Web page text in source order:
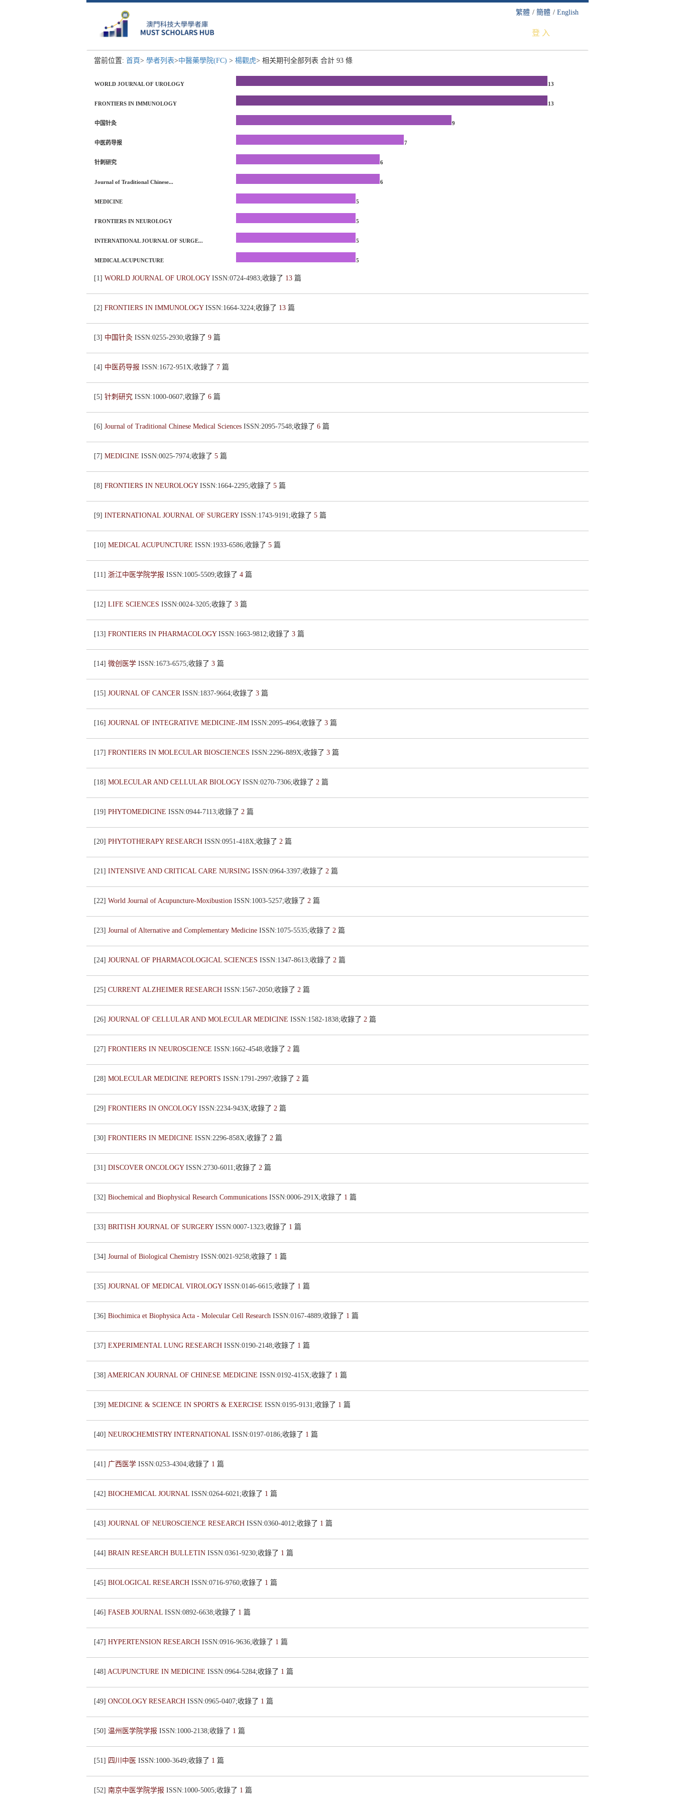
繁體 / 簡體 / English
登 入
當前位置: 首頁> 學者列表>中醫藥學院(FC) > 楊觀虎> 相关期刊全部列表 合計 93 條
WORLD JOURNAL OF UROLOGY 13
FRONTIERS IN IMMUNOLOGY 13
中国针灸 9
中医药导报 7
针刺研究 6
Journal of Traditional Chinese... 6
MEDICINE 5
FRONTIERS IN NEUROLOGY 5
INTERNATIONAL JOURNAL OF SURGE... 5
MEDICAL ACUPUNCTURE 5
[1] WORLD JOURNAL OF UROLOGY ISSN:0724-4983;收錄了 13 篇
[2] FRONTIERS IN IMMUNOLOGY ISSN:1664-3224;收錄了 13 篇
[3] 中国针灸 ISSN:0255-2930;收錄了 9 篇
[4] 中医药导报 ISSN:1672-951X;收錄了 7 篇
[5] 针刺研究 ISSN:1000-0607;收錄了 6 篇
[6] Journal of Traditional Chinese Medical Sciences ISSN:2095-7548;收錄了 6 篇
[7] MEDICINE ISSN:0025-7974;收錄了 5 篇
[8] FRONTIERS IN NEUROLOGY ISSN:1664-2295;收錄了 5 篇
[9] INTERNATIONAL JOURNAL OF SURGERY ISSN:1743-9191;收錄了 5 篇
[10] MEDICAL ACUPUNCTURE ISSN:1933-6586;收錄了 5 篇
[11] 浙江中医学院学报 ISSN:1005-5509;收錄了 4 篇
[12] LIFE SCIENCES ISSN:0024-3205;收錄了 3 篇
[13] FRONTIERS IN PHARMACOLOGY ISSN:1663-9812;收錄了 3 篇
[14] 微创医学 ISSN:1673-6575;收錄了 3 篇
[15] JOURNAL OF CANCER ISSN:1837-9664;收錄了 3 篇
[16] JOURNAL OF INTEGRATIVE MEDICINE-JIM ISSN:2095-4964;收錄了 3 篇
[17] FRONTIERS IN MOLECULAR BIOSCIENCES ISSN:2296-889X;收錄了 3 篇
[18] MOLECULAR AND CELLULAR BIOLOGY ISSN:0270-7306;收錄了 2 篇
[19] PHYTOMEDICINE ISSN:0944-7113;收錄了 2 篇
[20] PHYTOTHERAPY RESEARCH ISSN:0951-418X;收錄了 2 篇
[21] INTENSIVE AND CRITICAL CARE NURSING ISSN:0964-3397;收錄了 2 篇
[22] World Journal of Acupuncture-Moxibustion ISSN:1003-5257;收錄了 2 篇
[23] Journal of Alternative and Complementary Medicine ISSN:1075-5535;收錄了 2 篇
[24] JOURNAL OF PHARMACOLOGICAL SCIENCES ISSN:1347-8613;收錄了 2 篇
[25] CURRENT ALZHEIMER RESEARCH ISSN:1567-2050;收錄了 2 篇
[26] JOURNAL OF CELLULAR AND MOLECULAR MEDICINE ISSN:1582-1838;收錄了 2 篇
[27] FRONTIERS IN NEUROSCIENCE ISSN:1662-4548;收錄了 2 篇
[28] MOLECULAR MEDICINE REPORTS ISSN:1791-2997;收錄了 2 篇
[29] FRONTIERS IN ONCOLOGY ISSN:2234-943X;收錄了 2 篇
[30] FRONTIERS IN MEDICINE ISSN:2296-858X;收錄了 2 篇
[31] DISCOVER ONCOLOGY ISSN:2730-6011;收錄了 2 篇
[32] Biochemical and Biophysical Research Communications ISSN:0006-291X;收錄了 1 篇
[33] BRITISH JOURNAL OF SURGERY ISSN:0007-1323;收錄了 1 篇
[34] Journal of Biological Chemistry ISSN:0021-9258;收錄了 1 篇
[35] JOURNAL OF MEDICAL VIROLOGY ISSN:0146-6615;收錄了 1 篇
[36] Biochimica et Biophysica Acta - Molecular Cell Research ISSN:0167-4889;收錄了 1 篇
[37] EXPERIMENTAL LUNG RESEARCH ISSN:0190-2148;收錄了 1 篇
[38] AMERICAN JOURNAL OF CHINESE MEDICINE ISSN:0192-415X;收錄了 1 篇
[39] MEDICINE & SCIENCE IN SPORTS & EXERCISE ISSN:0195-9131;收錄了 1 篇
[40] NEUROCHEMISTRY INTERNATIONAL ISSN:0197-0186;收錄了 1 篇
[41] 广西医学 ISSN:0253-4304;收錄了 1 篇
[42] BIOCHEMICAL JOURNAL ISSN:0264-6021;收錄了 1 篇
[43] JOURNAL OF NEUROSCIENCE RESEARCH ISSN:0360-4012;收錄了 1 篇
[44] BRAIN RESEARCH BULLETIN ISSN:0361-9230;收錄了 1 篇
[45] BIOLOGICAL RESEARCH ISSN:0716-9760;收錄了 1 篇
[46] FASEB JOURNAL ISSN:0892-6638;收錄了 1 篇
[47] HYPERTENSION RESEARCH ISSN:0916-9636;收錄了 1 篇
[48] ACUPUNCTURE IN MEDICINE ISSN:0964-5284;收錄了 1 篇
[49] ONCOLOGY RESEARCH ISSN:0965-0407;收錄了 1 篇
[50] 温州医学院学报 ISSN:1000-2138;收錄了 1 篇
[51] 四川中医 ISSN:1000-3649;收錄了 1 篇
[52] 南京中医学院学报 ISSN:1000-5005;收錄了 1 篇